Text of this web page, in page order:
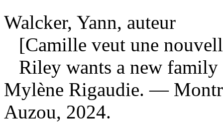
Walcker, Yann, auteur
[Camille veut une
Riley wants a new family
Mylène Rigaudie. —
Auzou, 2024.